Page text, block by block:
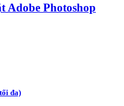
Adobe Photoshop
đa)